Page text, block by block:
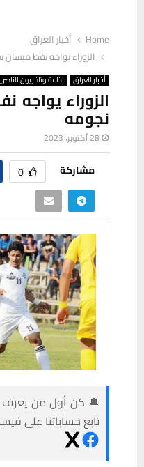
Home
أخبار العراق
الزوراء يواجه نفط ميسان
أخبار العراق إذاعة وتلفزيون
الزوراء يواجه
نجومه
28 أكتوبر، 2023
مشاركة 0
🔔 كن أول من يعرف
تابع حساباتنا على